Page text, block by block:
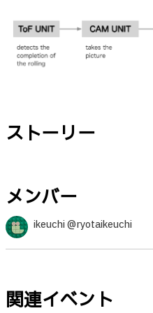
ストーリー
メンバー
ikeuchi @ryotaikeuchi
関連イベント